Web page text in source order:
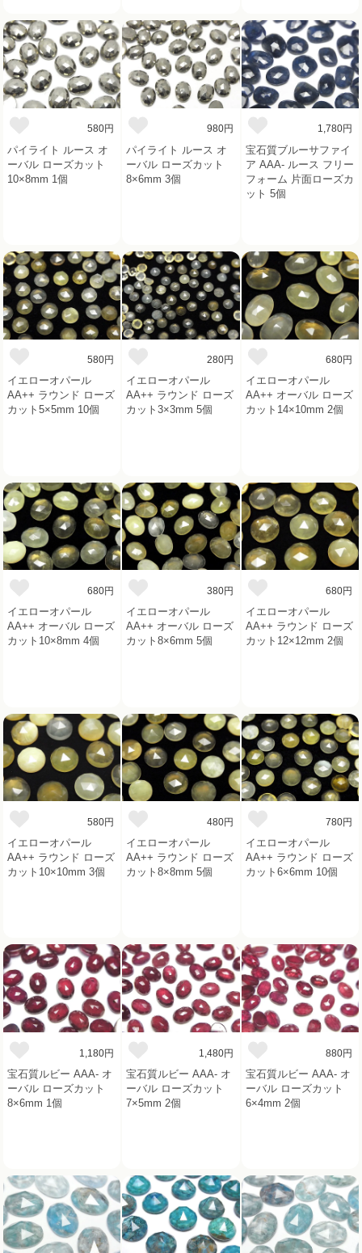
580円
パイライト ルース オ
ーバル ローズカット
10×8mm 1個
980円
パイライト ルース オ
ーバル ローズカット
8×6mm 3個
1,780円
宝石質ブルーサファイ
ア AAA- ルース フリー
フォーム 片面ローズカ
ット 5個
580円
イエローオパール
AA++ ラウンド ローズ
カット5×5mm 10個
280円
イエローオパール
AA++ ラウンド ローズ
カット3×3mm 5個
680円
イエローオパール
AA++ オーバル ローズ
カット14×10mm 2個
680円
イエローオパール
AA++ オーバル ローズ
カット10×8mm 4個
380円
イエローオパール
AA++ オーバル ローズ
カット8×6mm 5個
680円
イエローオパール
AA++ ラウンド ローズ
カット12×12mm 2個
580円
イエローオパール
AA++ ラウンド ローズ
カット10×10mm 3個
480円
イエローオパール
AA++ ラウンド ローズ
カット8×8mm 5個
780円
イエローオパール
AA++ ラウンド ローズ
カット6×6mm 10個
1,180円
宝石質ルビー AAA- オ
ーバル ローズカット
8×6mm 1個
1,480円
宝石質ルビー AAA- オ
ーバル ローズカット
7×5mm 2個
880円
宝石質ルビー AAA- オ
ーバル ローズカット
6×4mm 2個